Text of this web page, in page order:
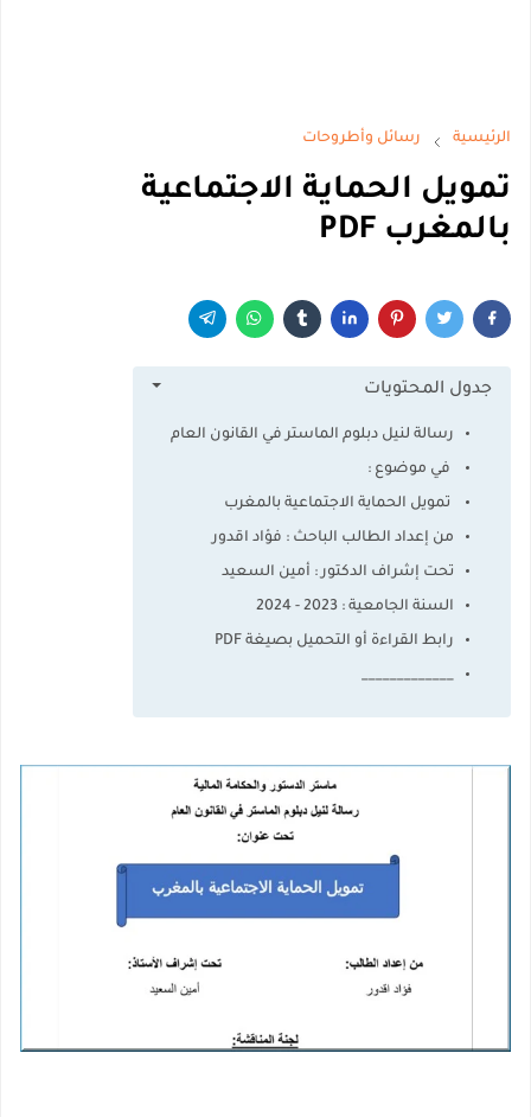
الرئيسية رسائل وأطروحات
تمويل الحماية الاجتماعية
بالمغرب PDF
جدول المحتويات
رسالة لنيل دبلوم الماستر في القانون العام
في موضوع :
تمويل الحماية الاجتماعية بالمغرب
من إعداد الطالب الباحث : فؤاد اقدور
تحت إشراف الدكتور : أمين السعيد
السنة الجامعية : 2023 - 2024
رابط القراءة أو التحميل بصيغة PDF
_____________